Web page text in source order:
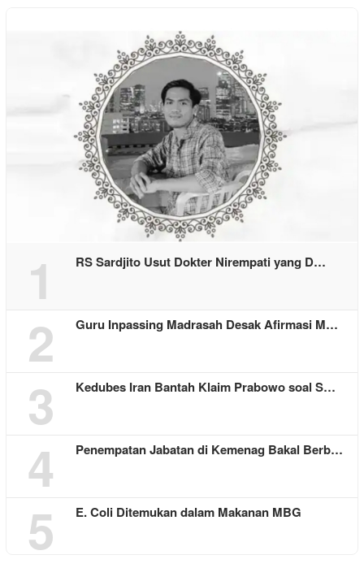
1 RS Sardjito Usut Dokter Nirempati yang D…
2 Guru Inpassing Madrasah Desak Afirmasi M…
3 Kedubes Iran Bantah Klaim Prabowo soal S…
4 Penempatan Jabatan di Kemenag Bakal Berb…
5 E. Coli Ditemukan dalam Makanan MBG